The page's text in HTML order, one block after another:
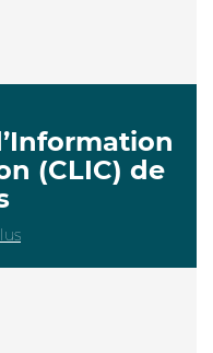
(CLIC) de